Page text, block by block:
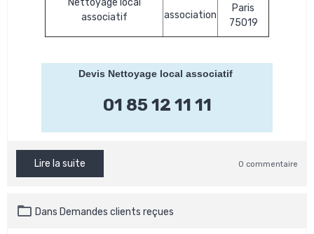
associatif
association
Paris
75019
Devis Nettoyage local associatif
01 85 12 11 11
Lire la suite 0 commentaire
Dans Demandes clients reçues